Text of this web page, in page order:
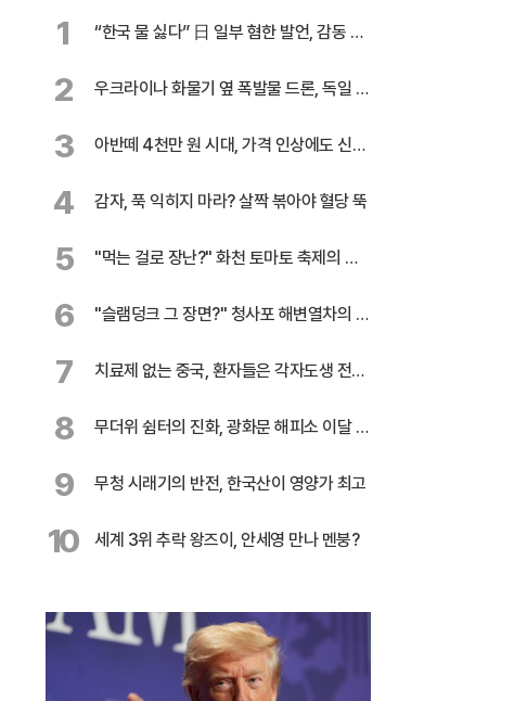
1 “한국 물 싫다” 日 일부 혐한 발언, 감동 찬
2 우크라이나 화물기 옆 폭발물 드론, 독일 대
3 아반떼 4천만 원 시대, 가격 인상에도 신기
4 감자, 푹 익히지 마라? 살짝 볶아야 혈당 뚝
5 "먹는 걸로 장난?" 화천 토마토 축제의 반
6 "슬램덩크 그 장면?" 청사포 해변열차의 유
7 치료제 없는 중국, 환자들은 각자도생 전쟁
8 무더위 쉼터의 진화, 광화문 해피소 이달 말
9 무청 시래기의 반전, 한국산이 영양가 최고
10 세계 3위 추락 왕즈이, 안세영 만나 멘붕?